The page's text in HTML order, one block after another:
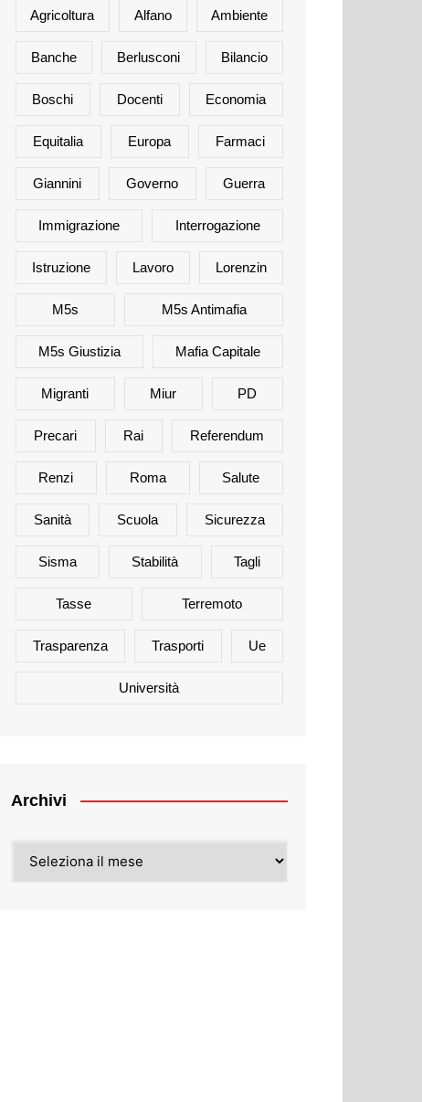
Agricoltura Alfano Ambiente
Banche Berlusconi Bilancio
Boschi Docenti Economia
Equitalia Europa Farmaci
Giannini Governo Guerra
Immigrazione Interrogazione
Istruzione Lavoro Lorenzin
M5s M5s Antimafia
M5s Giustizia Mafia Capitale
Migranti Miur PD
Precari Rai Referendum
Renzi Roma Salute
Sanità Scuola Sicurezza
Sisma Stabilità Tagli
Tasse Terremoto
Trasparenza Trasporti Ue
Università
Archivi